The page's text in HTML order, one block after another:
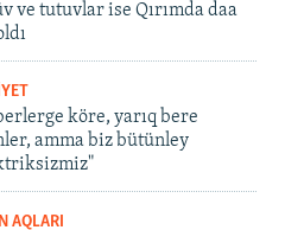
ve tutuvlar ise Qırımda daa
köre, yarıq bere
amma biz bütünley
AQLARI